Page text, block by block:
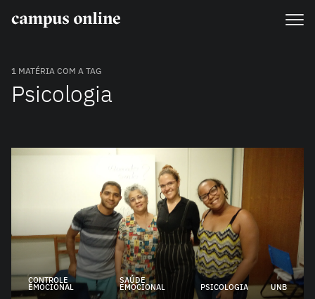
1 MATÉRIA COM A TAG
Psicologia
CONTROLE
EMOCIONAL
SAÚDE
EMOCIONAL
PSICOLOGIA UNB